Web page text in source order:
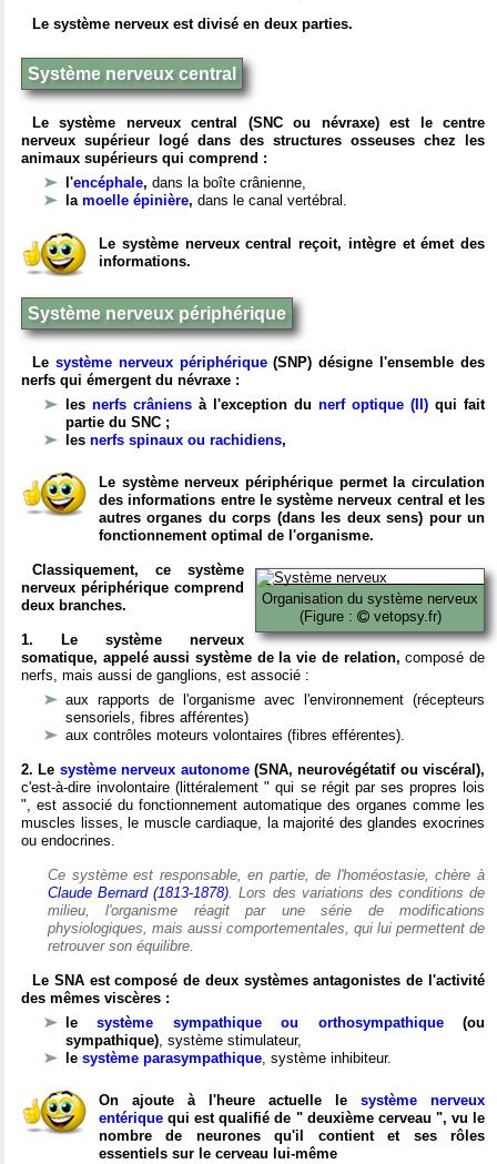
Le système nerveux est divisé en deux parties.
Système nerveux central
Le système nerveux central (SNC ou névraxe) est le centre
nerveux supérieur logé dans des structures osseuses chez les
animaux supérieurs qui comprend :
l'encéphale, dans la boîte crânienne,
la moelle épinière, dans le canal vertébral.
Le système nerveux central reçoit, intègre et émet des
informations.
Système nerveux périphérique
Le système nerveux périphérique(SNP) désigne l'ensemble des
nerfs qui émergent du névraxe :
les nerfs crâniens à l'exception du nerf optique (II) qui fait
partie du SNC ;
les nerfs spinaux ou rachidiens,
Le système nerveux périphérique permet la circulation
des informations entre le système nerveux central et les
autres organes du corps (dans les deux sens) pour un
fonctionnement optimal de l'organisme.
Organisation du système nerveux
(Figure :
vetopsy.fr)
Classiquement, ce système
nerveux périphérique comprend
deux branches.
1. Le système nerveux
somatique, appelé aussi système de la vie de relation, composé de
nerfs, mais aussi de ganglions, est associé :
aux rapports de l'organisme avec l'environnement (récepteurs
sensoriels, fibres afférentes)
aux contrôles moteurs volontaires (fibres efférentes).
2. Le système nerveux autonome(SNA, neurovégétatif ou viscéral),
c'est-à-dire involontaire (littéralement " qui se régit par ses propres lois
", est associé du fonctionnement automatique des organes comme les
muscles lisses, le muscle cardiaque, la majorité des glandes exocrines
ou endocrines.
Ce système est responsable, en partie, de l'homéostasie, chère à
Claude Bernard (1813-1878). Lors des variations des conditions de
milieu, l'organisme réagit par une série de modifications
physiologiques, mais aussi comportementales, qui lui permettent de
retrouver son équilibre.
Le SNA est composé de deux systèmes antagonistes de l'activité
des mêmes viscères :
lesystème sympathique ou orthosympathique(ou
sympathique), système stimulateur,
le système parasympathique, système inhibiteur.
On ajoute à l'heure actuelle le système nerveux
entérique qui est qualifié de " deuxième cerveau ", vu le
nombre de neurones qu'il contient et ses rôles
essentiels sur le cerveau lui-même